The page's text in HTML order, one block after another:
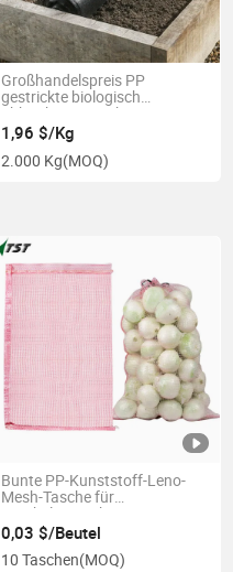
Großhandelspreis PP
gestrickte biologisch
abbaubare gewebte Garten-
Unkrautmatte
1,96 $/Kg
2.000 Kg(MOQ)
Bunte PP-Kunststoff-Leno-
Mesh-Tasche für
Zwiebelverpackung mit
benutzerdefiniertem Logo
25kg
0,03 $/Beutel
10 Taschen(MOQ)